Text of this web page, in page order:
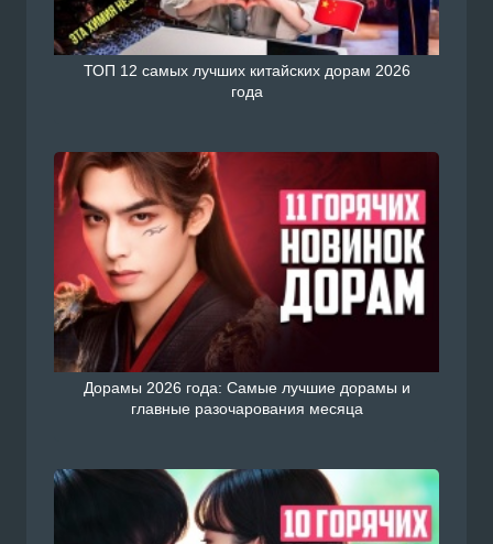
ТОП 12 самых лучших китайских дорам 2026
года
Дорамы 2026 года: Самые лучшие дорамы и
главные разочарования месяца